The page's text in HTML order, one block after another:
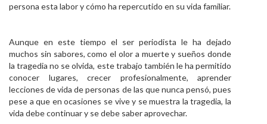
persona esta labor y cómo ha repercutido en su vida familiar.
Aunque en este tiempo el ser periodista le ha dejado
muchos sin sabores, como el olor a muerte y sueños donde
la tragedia no se olvida, este trabajo también le ha permitido
conocer lugares, crecer profesionalmente, aprender
lecciones de vida de personas de las que nunca pensó, pues
pese a que en ocasiones se vive y se muestra la tragedia, la
vida debe continuar y se debe saber aprovechar.